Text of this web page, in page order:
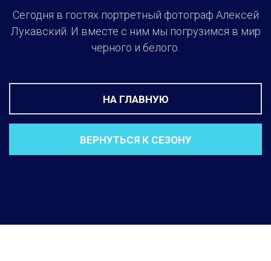
Сегодня в гостях портретный фотограф Алексей
Лукавский. И вместе с ним мы погрузимся в мир
черного и белого.
НА ГЛАВНУЮ
ВЕРНУТЬСЯ К СЕЗОНУ